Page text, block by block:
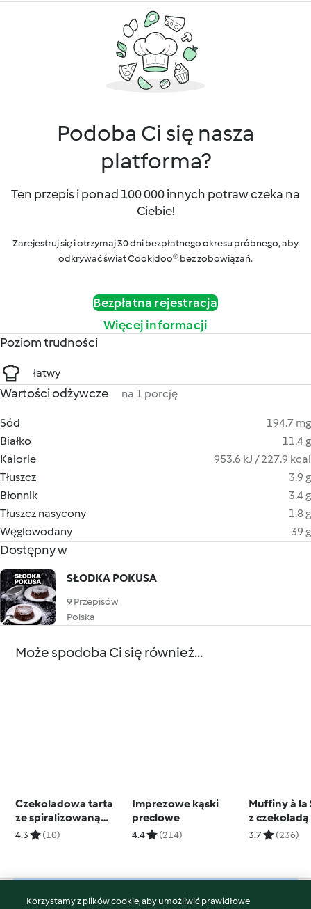
Podoba Ci się nasza
platforma?
Ten przepis i ponad 100 000 innych potraw czeka na
Ciebie!
Zarejestruj się i otrzymaj 30 dni bezpłatnego okresu próbnego, aby
odkrywać świat Cookidoo® bez zobowiązań.
Bezpłatna rejestracja
Więcej informacji
Poziom trudności
łatwy
Wartości odżywcze na 1 porcję
Sód
194.7 mg
Białko
11.4 g
Kalorie
953.6 kJ / 227.9 kcal
Tłuszcz
3.9 g
Błonnik
3.4 g
Tłuszcz nasycony
1.8 g
Węglowodany
39 g
Dostępny w
SŁODKA POKUSA
9 Przepisów
Polska
Może spodoba Ci się również...
Czekoladowa tarta
ze spiralizowaną
gruszką (TM5)
4.3 (10)
Imprezowe kąski
preclowe
4.4 (214)
Muffiny à la
z czekoladą
orzeszkami
3.7 (236)
© Copyright 2026
Korzystamy z plików cookie, aby umożliwić prawidłowe